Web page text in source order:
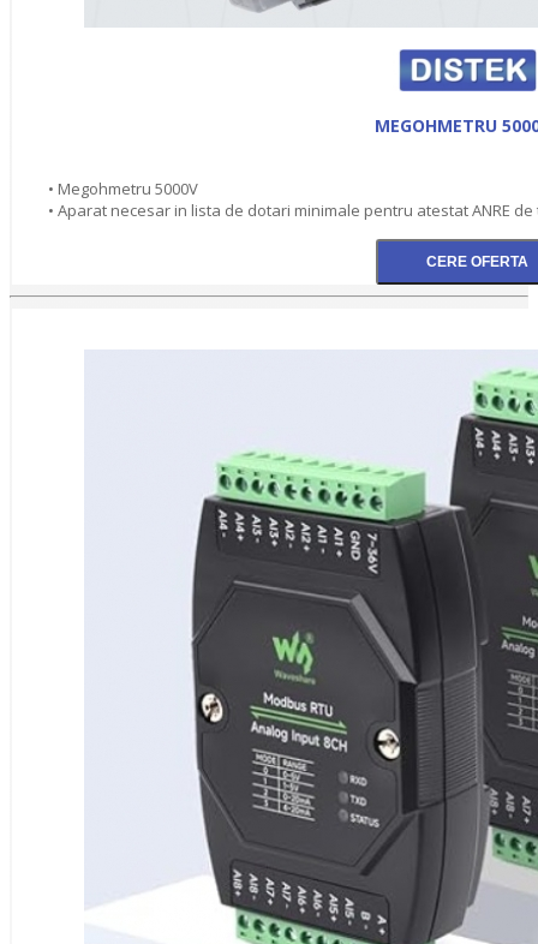
MEGOHMETRU
• Megohmetru 5000V
• Aparat necesar in lista de dotari minimale pentru atestat ANRE de